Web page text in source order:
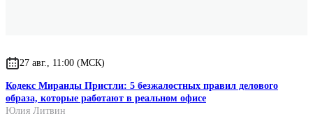
27 авг., 11:00 (МСК)
Кодекс Миранды Пристли: 5 безжалостных правил делового
образа, которые работают в реальном офисе
Юлия Литвин